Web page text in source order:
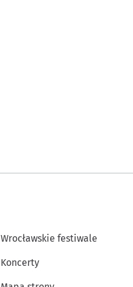
Wrocławskie festiwale
Koncerty